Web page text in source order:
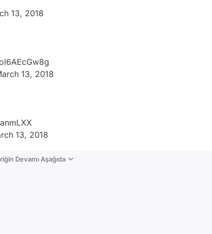
13, 2018
13, 2018
13, 2018
Devamı Aşağıda